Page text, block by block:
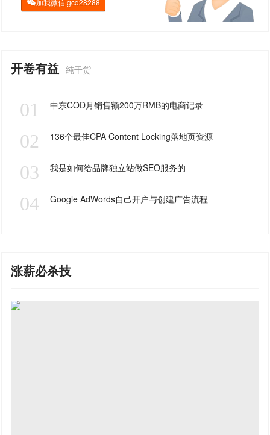

开卷有益 纯干货
01 中东COD月销售额200万RMB的电商记录
02 136个最佳CPA Content Locking落地页资源
03 我是如何给品牌独立站做SEO服务的
04 Google AdWords自己开户与创建广告流程
涨薪必杀技